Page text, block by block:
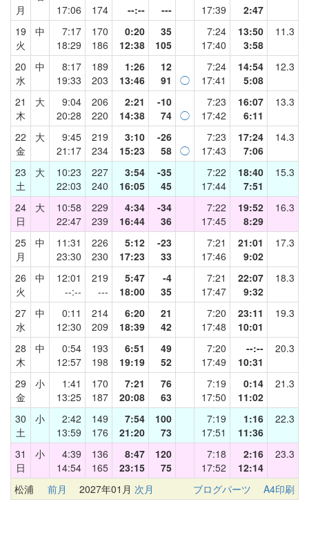
月
17:06
174
--:--
---
17:39
2:47
19
火
中
7:17
18:29
170
186
0:20
12:38
35
105
7:24
17:40
13:50
3:58
11.3
20
水
中
8:17
19:33
189
203
1:26
13:46
12
91
◯
7:24
17:41
14:54
5:08
12.3
21
木
大
9:04
20:28
206
220
2:21
14:38
-10
74 ◯
7:23
17:42
16:07
6:11
13.3
22
金
大
9:45
21:17
219
234
3:10
15:23
-26
58 ◯
7:23
17:43
17:24
7:06
14.3
23
土
大
10:23
22:03
227
240
3:54
16:05
-35
45
7:22
17:44
18:40
7:51
15.3
24
日
大
10:58
22:47
229
239
4:34
16:44
-34
36
7:22
17:45
19:52
8:29
16.3
25
月
中
11:31
23:30
226
230
5:12
17:23
-23
33
7:21
17:46
21:01
9:02
17.3
26
火
中
12:01
--:--
219
---
5:47
18:00
-4
35
7:21
17:47
22:07
9:32
18.3
27
水
中
0:11
12:30
214
209
6:20
18:39
21
42
7:20
17:48
23:11
10:01
19.3
28
木
中
0:54
12:57
193
198
6:51
19:19
49
52
7:20
17:49
--:--
10:31
20.3
29
金
小
1:41
13:25
170
187
7:21
20:08
76
63
7:19
17:50
0:14
11:02
21.3
30
土
小
2:42
13:59
149
176
7:54
21:20
100
73
7:19
17:51
1:16
11:36
22.3
31
日
小
4:39
14:54
136
165
8:47
23:15
120
75
7:18
17:52
2:16
12:14
23.3
松浦 前月 2027年01月 次月 ブログパーツ A4印刷